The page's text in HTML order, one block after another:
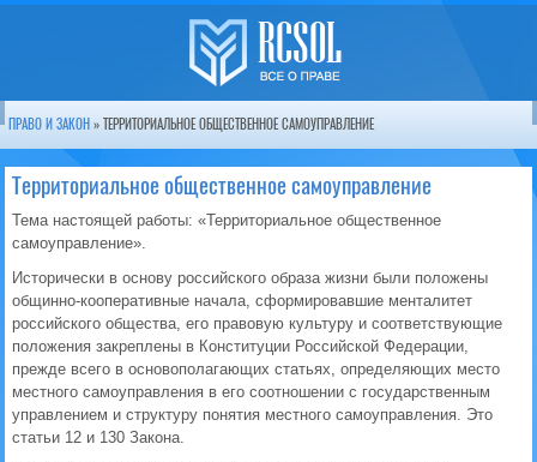
ПРАВО И ЗАКОН » ТЕРРИТОРИАЛЬНОЕ ОБЩЕСТВЕННОЕ САМОУПРАВЛЕНИЕ
Территориальное общественное самоуправление
Тема настоящей работы: «Территориальное общественное
самоуправление».
Исторически в основу российского образа жизни были положены
общинно-кооперативные начала, сформировавшие менталитет
российского общества, его правовую культуру и соответствующие
положения закреплены в Конституции Российской Федерации,
прежде всего в основополагающих статьях, определяющих место
местного самоуправления в его соотношении с государственным
управлением и структуру понятия местного самоуправления. Это
статьи 12 и 130 Закона.